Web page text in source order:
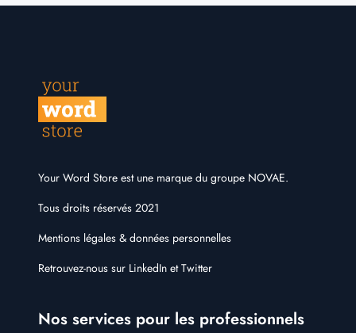
Your Word Store est une marque du groupe NOVAE.
Tous droits réservés 2021
Mentions légales & données personnelles
Retrouvez-nous sur LinkedIn etTwitter
Nos services pour les professionnels